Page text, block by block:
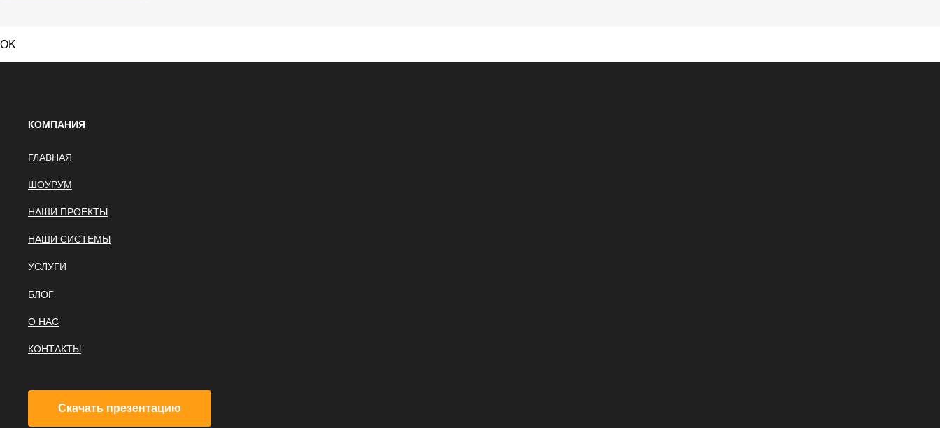
OK
КОМПАНИЯ
ГЛАВНАЯ
ШОУРУМ
НАШИ ПРОЕКТЫ
НАШИ СИСТЕМЫ
УСЛУГИ
БЛОГ
О НАС
КОНТАКТЫ
Скачать презентацию